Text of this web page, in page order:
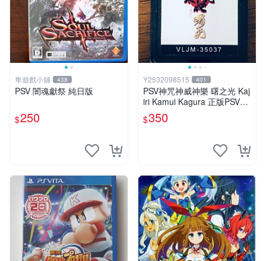
隼遊戲小舖 438
PSV 闇魂獻祭 純日版
$250
Y2532098515 401
PSV神咒神威神樂 曙之光 Kaj
iri Kamui Kagura 正版PSV專
用裸裝9成新現貨馬上出
$350